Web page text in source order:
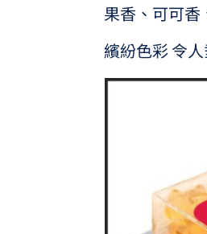
果香、可可
繽紛色彩 令